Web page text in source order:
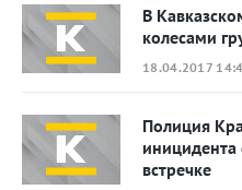
В
колесами
18.04.2017
Полиция
встречке